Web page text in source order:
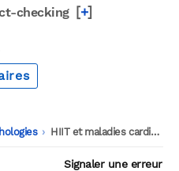
checking [+]
-
HIIT et maladies cardiovasculaires : le meilleur choix pour votre coeur ?
Signaler une erreur